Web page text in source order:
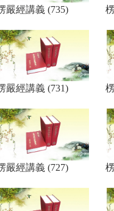
嚴經講義 (735)
嚴經講義 (731)
嚴經講義 (727)